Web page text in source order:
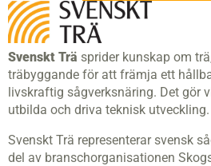
Svenskt Trä sprider kunskap om
träbyggande för att främja ett
livskraftig sågverksnäring. Det gör
utbilda och driva teknisk utveckling.
Svenskt Trä representerar svensk
del av branschorganisationen